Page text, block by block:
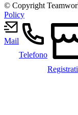
© Copyright
Policy
Mail
Telefono